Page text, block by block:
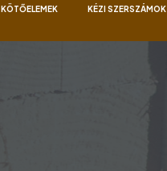
KÖTŐELEMEK KÉZI SZERSZÁMOK